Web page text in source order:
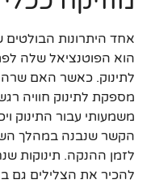
אחד היתרונות
הוא הפוטנציאל שלה
לתינוק. כאשר האם שרה
מספקת לתינוק חוויה
משמעותי עבור התינוק
הקשר שנבנה במהלך
לזמן ההנקה. תינוקות
להכיר את הצלילים גם